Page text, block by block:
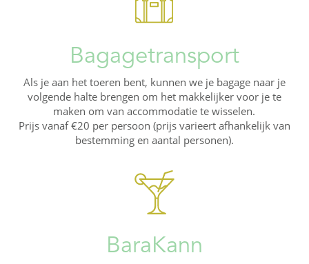
Bagagetransport
Als je aan het toeren bent, kunnen we je bagage naar je
volgende halte brengen om het makkelijker voor je te
maken om van accommodatie te wisselen.
Prijs vanaf €20 per persoon (prijs varieert afhankelijk van
bestemming en aantal personen).
BaraKann